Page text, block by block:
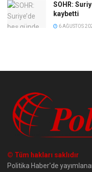
SOHR:
kaybetti
6 AĞUSTOS
© Tüm hakları saklıdır
Politika Haber'de